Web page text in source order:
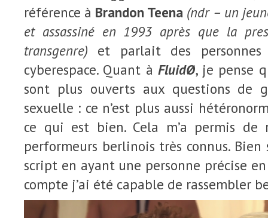
référence à Brandon Teena (ndr – un
et assassiné en 1993 après que la
transgenre) et parlait des personnes
cyberespace. Quant à FluidØ, je pense
sont plus ouverts aux questions de
sexuelle : ce n’est plus aussi
ce qui est bien. Cela m’a permis de
performeurs berlinois très connus. Bien
script en ayant une personne précise
compte j’ai été capable de rassembler